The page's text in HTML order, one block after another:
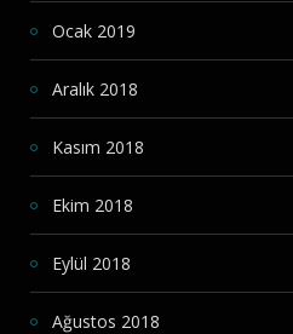
Ocak 2019
Aralık 2018
Kasım 2018
Ekim 2018
Eylül 2018
Ağustos 2018